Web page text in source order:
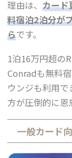
理由は、 カード
料宿泊2泊分が
らです。
1泊16万円超の
Conradも無料
ウンジも利用
方が圧倒的に恩
一般カード